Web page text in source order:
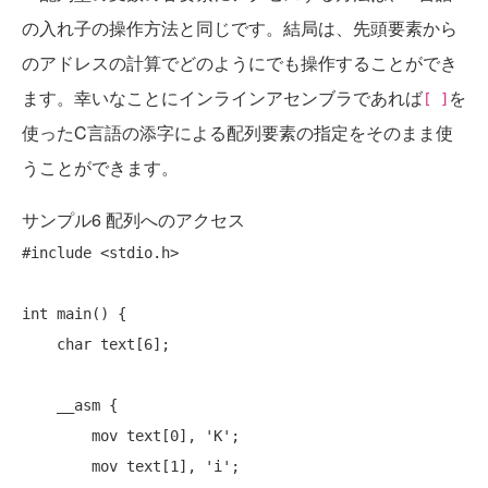
の入れ子の操作方法と同じです。結局は、先頭要素から
のアドレスの計算でどのようにでも操作することができ
ます。幸いなことにインラインアセンブラであれば [ ] を
使ったC言語の添字による配列要素の指定をそのまま使
うことができます。
サンプル6 配列へのアクセス
#include <stdio.h>
int main() {
char text[6];